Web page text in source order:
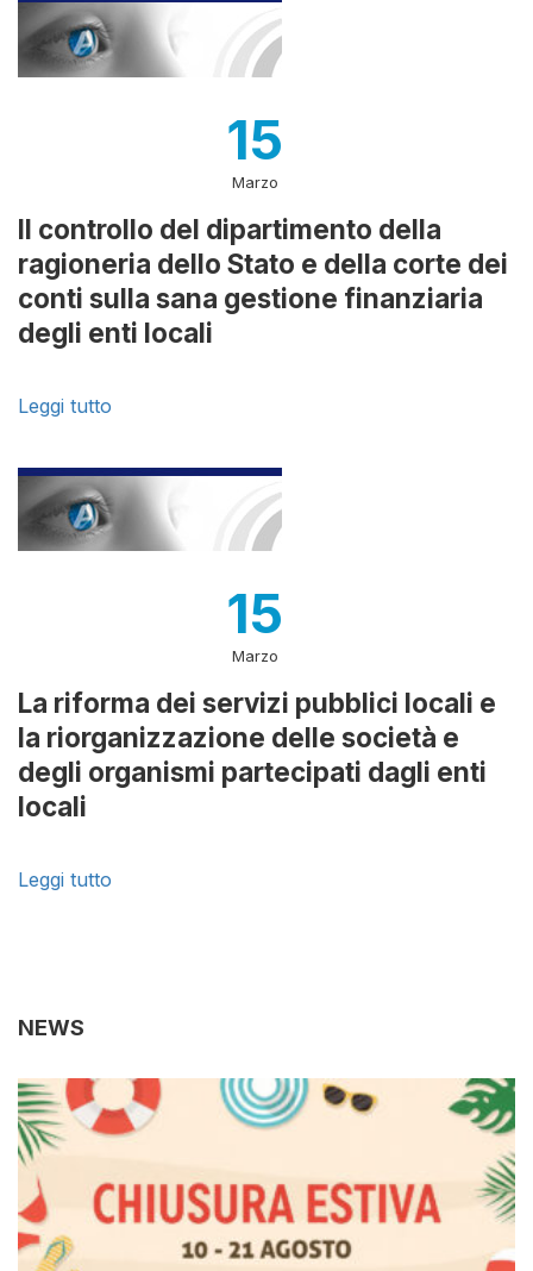
15
Marzo
Il controllo del dipartimento della
ragioneria dello Stato e della corte dei
conti sulla sana gestione finanziaria
degli enti locali
Leggi tutto
15
Marzo
La riforma dei servizi pubblici locali e
la riorganizzazione delle società e
degli organismi partecipati dagli enti
locali
Leggi tutto
NEWS